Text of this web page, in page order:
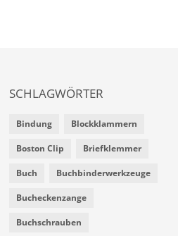
SCHLAGWÖRTER
Bindung Blockklammern
Boston Clip Briefklemmer
Buch Buchbinderwerkzeuge
Bucheckenzange
Buchschrauben